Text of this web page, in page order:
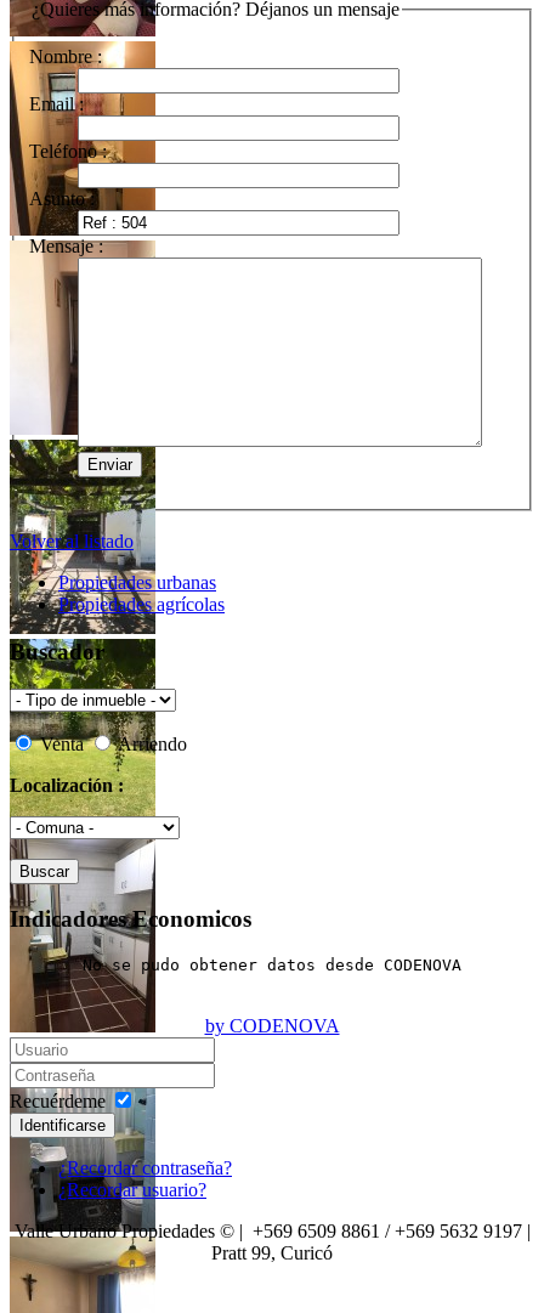
¿Quieres más información? Déjanos un mensaje
Nombre :
Email :
Teléfono :
Asunto :
Mensaje :
Volver al listado
Propiedades urbanas
Propiedades agrícolas
Buscador
Venta
Arriendo
Localización :
Indicadores Economicos
No se pudo obtener datos desde CODENOVA
by CODENOVA
Recuérdeme
Identificarse
¿Recordar contraseña?
¿Recordar usuario?
Valle Urbano Propiedades © | +569 6509 8861 / +569 5632 9197 |
Pratt 99, Curicó